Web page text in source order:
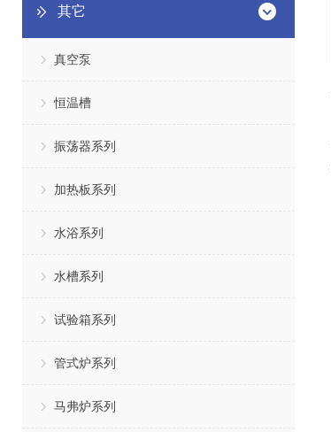
其它
真空泵
恒温槽
振荡器系列
加热板系列
水浴系列
水槽系列
试验箱系列
管式炉系列
马弗炉系列